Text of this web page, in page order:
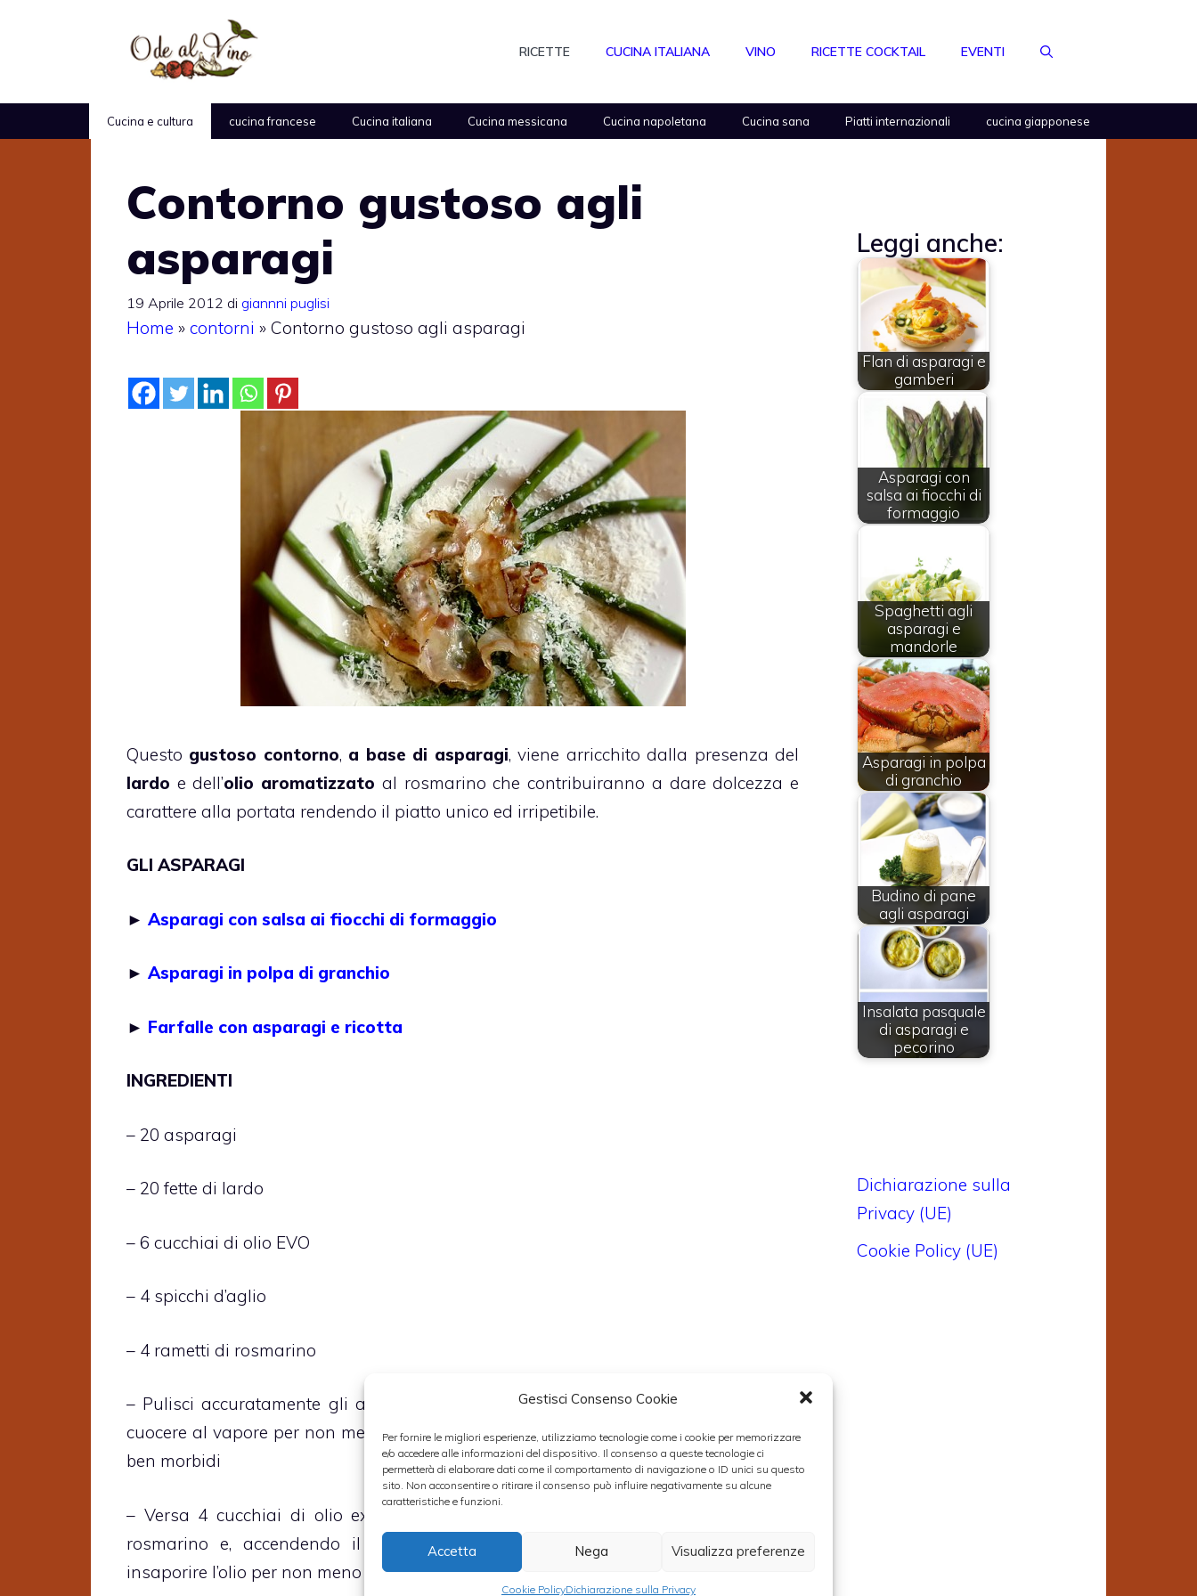
Gestisci Consenso Cookie
Per fornire le migliori esperienze, utilizziamo tecnologie come i cookie per memorizzare
e/o accedere alle informazioni del dispositivo. Il consenso a queste tecnologie ci
permetterà di elaborare dati come il comportamento di navigazione o ID unici su questo
sito. Non acconsentire o ritirare il consenso può influire negativamente su alcune
caratteristiche e funzioni.
Accetta Nega Visualizza preferenze
Cookie PolicyDichiarazione sulla Privacy
RICETTE CUCINA ITALIANA VINO RICETTE COCKTAIL EVENTI
Cucina e cultura cucina francese Cucina italiana Cucina messicana Cucina napoletana Cucina sana Piatti internazionali cucina giapponese
Contorno gustoso agli
asparagi
19 Aprile 2012 di giannni puglisi
Home » contorni » Contorno gustoso agli asparagi
Questo gustoso contorno, a base di asparagi, viene arricchito dalla presenza del
lardo e dell’olio aromatizzato al rosmarino che contribuiranno a dare dolcezza e
carattere alla portata rendendo il piatto unico ed irripetibile.
GLI ASPARAGI
► Asparagi con salsa ai fiocchi di formaggio
► Asparagi in polpa di granchio
► Farfalle con asparagi e ricotta
INGREDIENTI
– 20 asparagi
– 20 fette di lardo
– 6 cucchiai di olio EVO
– 4 spicchi d’aglio
– 4 rametti di rosmarino
– Pulisci accuratamente gli asparagi e, dopo averli adeguatamente lavati, lasciali
cuocere al vapore per non meno di dieci minuti o fino a che non risulteranno essere
ben morbidi
– Versa 4 cucchiai di olio extravergine di oliva in padella, insieme ai rametti di
rosmarino e, accendendo il fuoco a fiamma bassissima, lascia delicatamente
insaporire l’olio per non meno di dieci minuti
Leggi anche:
Flan di asparagi e
gamberi
Asparagi con
salsa ai fiocchi di
formaggio
Spaghetti agli
asparagi e
mandorle
Asparagi in polpa
di granchio
Budino di pane
agli asparagi
Insalata pasquale
di asparagi e
pecorino
Dichiarazione sulla
Privacy (UE)
Cookie Policy (UE)